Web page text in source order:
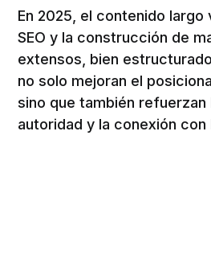
En 2025, el contenido largo
SEO y la construcción de
extensos, bien
no solo mejoran el
sino que también refuerzan
autoridad y la conexión con